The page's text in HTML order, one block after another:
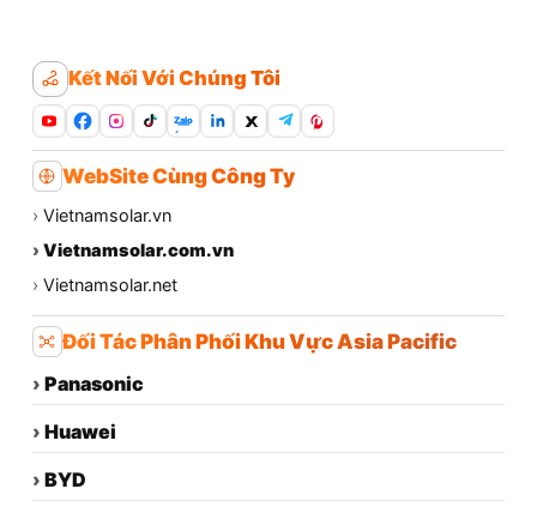
Kết Nối Với Chúng Tôi
Zalo
WebSite Cùng Công Ty
› Vietnamsolar.vn
› Vietnamsolar.com.vn
› Vietnamsolar.net
Đối Tác Phân Phối Khu Vực Asia Pacific
› Panasonic
› Huawei
› BYD